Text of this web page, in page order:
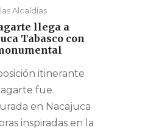
Alcaldías
llega a
Tabasco con
itinerante
fue
en Nacajuca
inspiradas en la